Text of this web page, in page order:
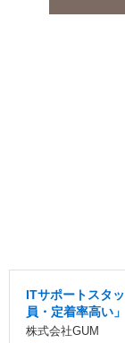
ITサポートスタ
員・定着率高い
株式会社GUM